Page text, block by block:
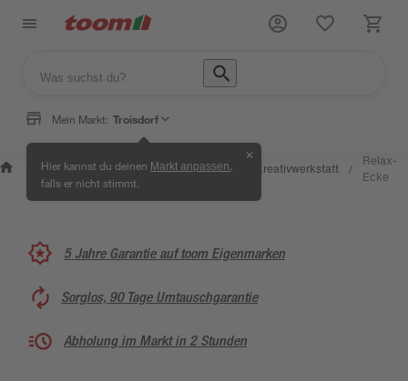
Mein Markt: Troisdorf
Hier kannst du deinen Markt anpassen
falls er nicht stimmt.
✕
Wissen &
Service
/
Selbermachen &
Ratgeber
Kreativwerkstatt /
Relax-
Ecke
5 Jahre Garantie auf toom Eigenmarken
Sorglos, 90 Tage Umtauschgarantie
Abholung im Markt in 2 Stunden